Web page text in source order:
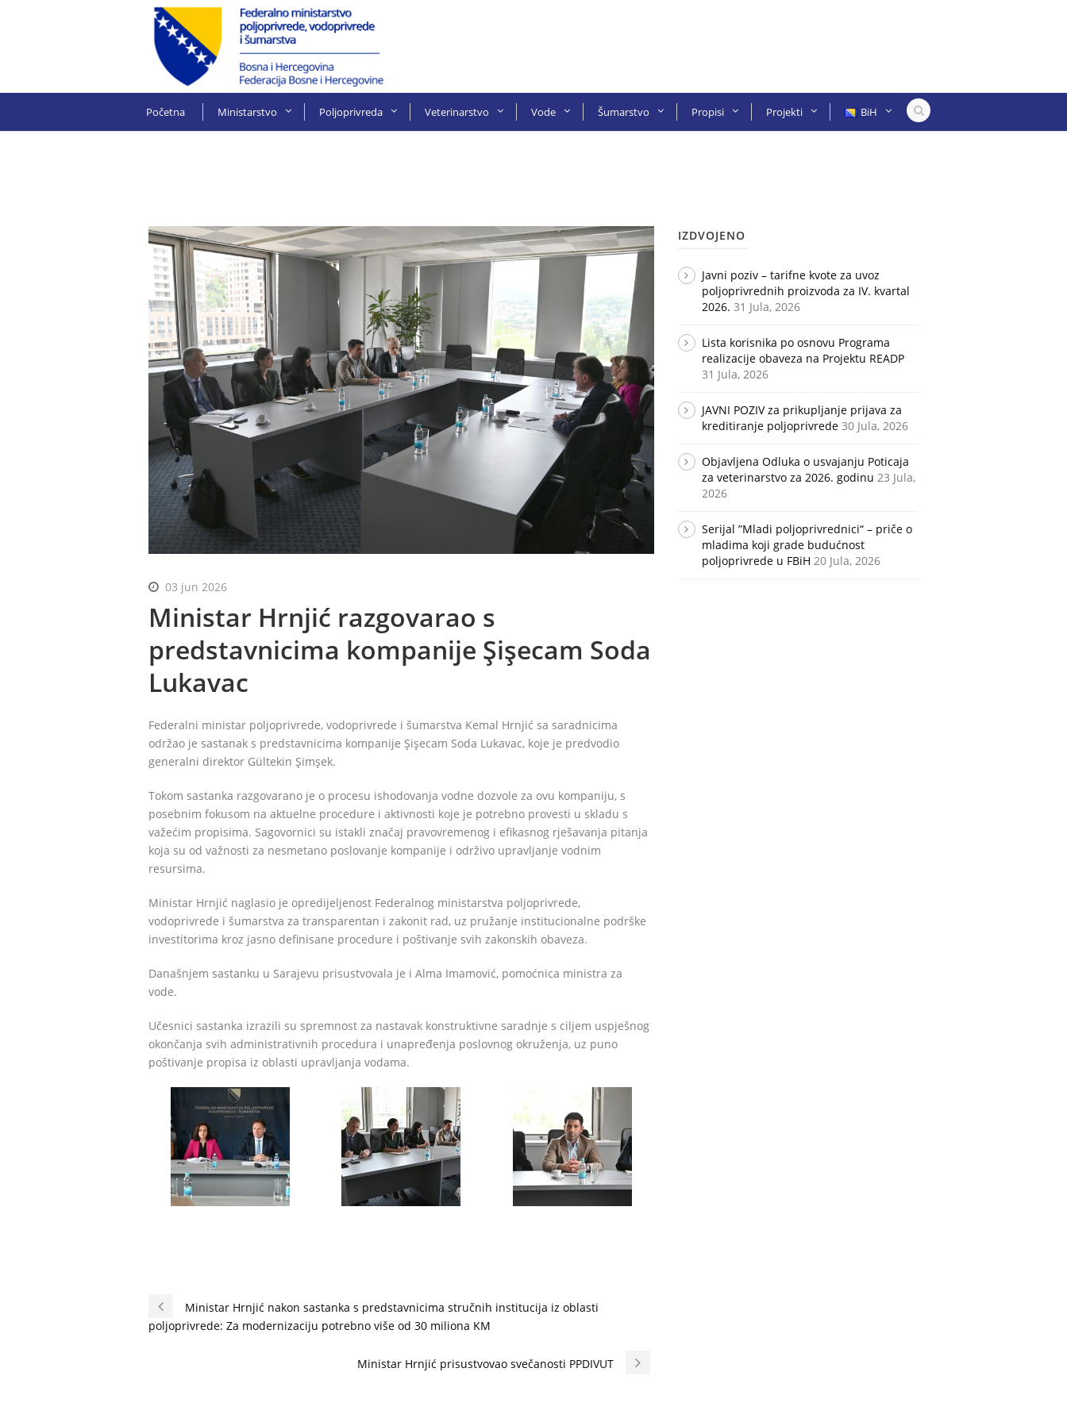
Početna Ministarstvo Poljoprivreda Veterinarstvo Vode Šumarstvo Propisi Projekti BiH
03 jun 2026
Ministar Hrnjić razgovarao s
predstavnicima kompanije Şişecam Soda
Lukavac
Federalni ministar poljoprivrede, vodoprivrede i šumarstva Kemal Hrnjić sa saradnicima
održao je sastanak s predstavnicima kompanije Şişecam Soda Lukavac, koje je predvodio
generalni direktor Gültekin Şimşek.
Tokom sastanka razgovarano je o procesu ishodovanja vodne dozvole za ovu kompaniju, s
posebnim fokusom na aktuelne procedure i aktivnosti koje je potrebno provesti u skladu s
važećim propisima. Sagovornici su istakli značaj pravovremenog i efikasnog rješavanja pitanja
koja su od važnosti za nesmetano poslovanje kompanije i održivo upravljanje vodnim
resursima.
Ministar Hrnjić naglasio je opredijeljenost Federalnog ministarstva poljoprivrede,
vodoprivrede i šumarstva za transparentan i zakonit rad, uz pružanje institucionalne podrške
investitorima kroz jasno definisane procedure i poštivanje svih zakonskih obaveza.
Današnjem sastanku u Sarajevu prisustvovala je i Alma Imamović, pomoćnica ministra za
vode.
Učesnici sastanka izrazili su spremnost za nastavak konstruktivne saradnje s ciljem uspješnog
okončanja svih administrativnih procedura i unapređenja poslovnog okruženja, uz puno
poštivanje propisa iz oblasti upravljanja vodama.
Ministar Hrnjić nakon sastanka s predstavnicima stručnih institucija iz oblasti
poljoprivrede: Za modernizaciju potrebno više od 30 miliona KM
Ministar Hrnjić prisustvovao svečanosti PPDIVUT
IZDVOJENO
Javni poziv – tarifne kvote za uvoz
poljoprivrednih proizvoda za IV. kvartal
2026. 31 Jula, 2026
Lista korisnika po osnovu Programa
realizacije obaveza na Projektu READP
31 Jula, 2026
JAVNI POZIV za prikupljanje prijava za
kreditiranje poljoprivrede 30 Jula, 2026
Objavljena Odluka o usvajanju Poticaja
za veterinarstvo za 2026. godinu 23 Jula,
2026
Serijal ”Mladi poljoprivrednici“ – priče o
mladima koji grade budućnost
poljoprivrede u FBiH 20 Jula, 2026